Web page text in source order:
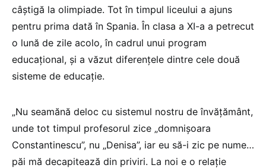
câștigă la olimpiade. Tot în timpul liceului a ajuns
pentru prima dată în Spania. În clasa a XI-a a petrecut
o lună de zile acolo, în cadrul unui program
educațional, și a văzut diferențele dintre cele două
sisteme de educație.
„Nu seamănă deloc cu sistemul nostru de învățământ,
unde tot timpul profesorul zice „domnișoara
Constantinescu”, nu „Denisa”, iar eu să-i zic pe nume…
păi mă decapitează din priviri. La noi e o relație